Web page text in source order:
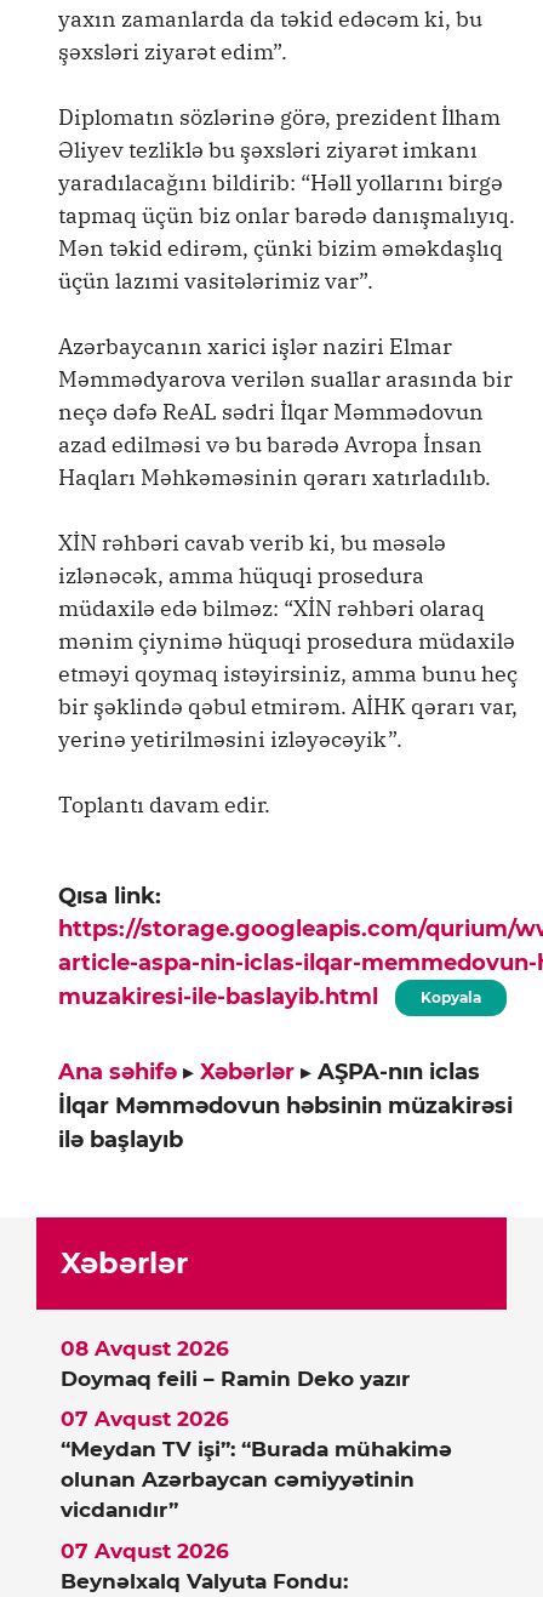
yaxın zamanlarda da təkid edəcəm ki, bu
şəxsləri ziyarət edim”.
Diplomatın sözlərinə görə, prezident İlham
Əliyev tezliklə bu şəxsləri ziyarət imkanı
yaradılacağını bildirib: “Həll yollarını birgə
tapmaq üçün biz onlar barədə danışmalıyıq.
Mən təkid edirəm, çünki bizim əməkdaşlıq
üçün lazımi vasitələrimiz var”.
Azərbaycanın xarici işlər naziri Elmar
Məmmədyarova verilən suallar arasında bir
neçə dəfə ReAL sədri İlqar Məmmədovun
azad edilməsi və bu barədə Avropa İnsan
Haqları Məhkəməsinin qərarı xatırladılıb.
XİN rəhbəri cavab verib ki, bu məsələ
izlənəcək, amma hüquqi prosedura
müdaxilə edə bilməz: “XİN rəhbəri olaraq
mənim çiynimə hüquqi prosedura müdaxilə
etməyi qoymaq istəyirsiniz, amma bunu heç
bir şəklində qəbul etmirəm. AİHK qərarı var,
yerinə yetirilməsini izləyəcəyik”.
Toplantı davam edir.
Qısa link:
https://storage.googleapis.com/qurium/
article-aspa-nin-iclas-ilqar-memmedovun-
muzakiresi-ile-baslayib.html
Kopyala
Ana səhifə ▸ Xəbərlər ▸ AŞPA-nın iclas
İlqar Məmmədovun həbsinin müzakirəsi
ilə başlayıb
Xəbərlər
Doymaq feili – Ramin Deko yazır
08 Avqust 2026
“Meydan TV işi”: “Burada mühakimə
olunan Azərbaycan cəmiyyətinin
vicdanıdır”
07 Avqust 2026
Beynəlxalq Valyuta Fondu:
07 Avqust 2026